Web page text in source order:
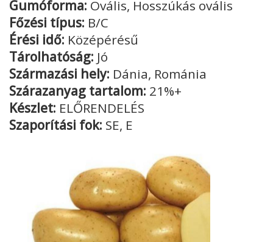
Gumóforma: Ovális, Hosszúkás ovális
Főzési típus: B/C
Érési idő: Középérésű
Tárolhatóság: Jó
Származási hely: Dánia, Románia
Szárazanyag tartalom: 21%+
Készlet: ELŐRENDELÉS
Szaporítási fok: SE, E